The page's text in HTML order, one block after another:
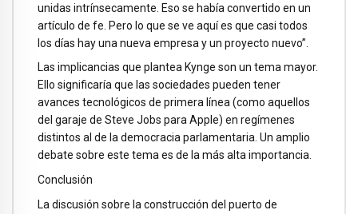
unidas intrínsecamente. Eso se había convertido en un
artículo de fe. Pero lo que se ve aquí es que casi todos
los días hay una nueva empresa y un proyecto nuevo”.
Las implicancias que plantea Kynge son un tema mayor.
Ello significaría que las sociedades pueden tener
avances tecnológicos de primera línea (como aquellos
del garaje de Steve Jobs para Apple) en regímenes
distintos al de la democracia parlamentaria. Un amplio
debate sobre este tema es de la más alta importancia.
Conclusión
La discusión sobre la construcción del puerto de